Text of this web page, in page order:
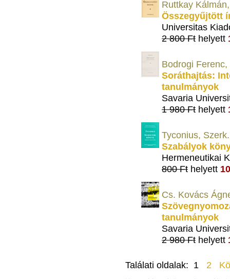
Ruttkay
Összegyűjtött
Universitas
2 800 Ft helyett
Bodrogi
Soráthajtás:
tanulmányok
Savaria
1 980 Ft helyett
Tyconius,
Szabályok
Hermeneutikai
800 Ft helyett
Cs. Kovács
tanulmányok
Savaria
2 980 Ft helyett
Találati oldalak: 1 2